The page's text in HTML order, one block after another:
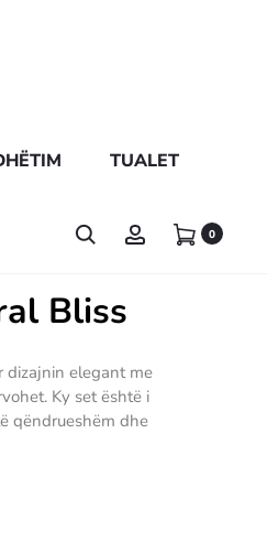
TUALET
0
Bliss
dizajnin elegant me
Ky set është i
qëndrueshëm dhe